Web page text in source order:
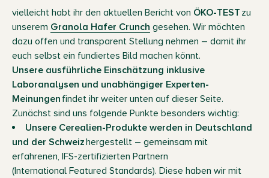
vielleicht habt ihr den aktuellen Bericht von ÖKO-TEST zu
unserem Granola Hafer Crunch gesehen. Wir möchten
dazu offen und transparent Stellung nehmen – damit ihr
euch selbst ein fundiertes Bild machen könnt.
Unsere ausführliche Einschätzung inklusive
Laboranalysen und unabhängiger Experten-
Meinungen findet ihr weiter unten auf dieser Seite.
Zunächst sind uns folgende Punkte besonders wichtig:
Unsere Cerealien-Produkte werden in Deutschland
und der Schweizhergestellt – gemeinsam mit
erfahrenen, IFS-zertifizierten Partnern
(International Featured Standards). Diese haben wir mit